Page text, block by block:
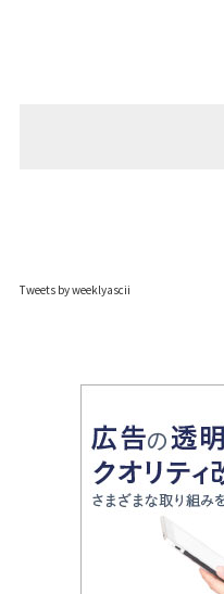
Tweets by weeklyascii